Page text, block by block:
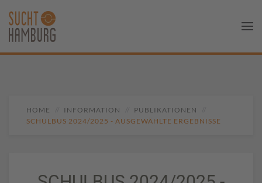
HOME INFORMATION
PUBLIKATIONEN
SCHULBUS 2024/2025 - AUSGEWÄHLTE ERGEBNISSE